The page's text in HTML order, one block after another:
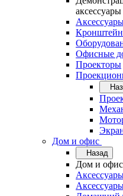
аксессуары
Офисные
Проекторы
Дом и офис
Назад
Дом и офис